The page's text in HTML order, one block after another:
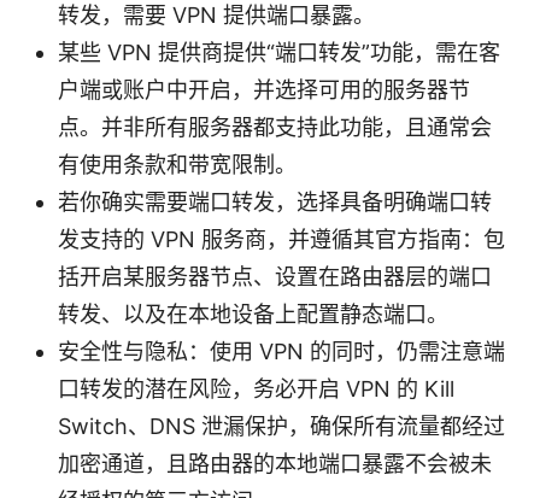
转发，需要 VPN 提供端口暴露。
某些 VPN 提供商提供“端口转发”功能，需在客
户端或账户中开启，并选择可用的服务器节
点。并非所有服务器都支持此功能，且通常会
有使用条款和带宽限制。
若你确实需要端口转发，选择具备明确端口转
发支持的 VPN 服务商，并遵循其官方指南：包
括开启某服务器节点、设置在路由器层的端口
转发、以及在本地设备上配置静态端口。
安全性与隐私：使用 VPN 的同时，仍需注意端
口转发的潜在风险，务必开启 VPN 的 Kill
Switch、DNS 泄漏保护，确保所有流量都经过
加密通道，且路由器的本地端口暴露不会被未